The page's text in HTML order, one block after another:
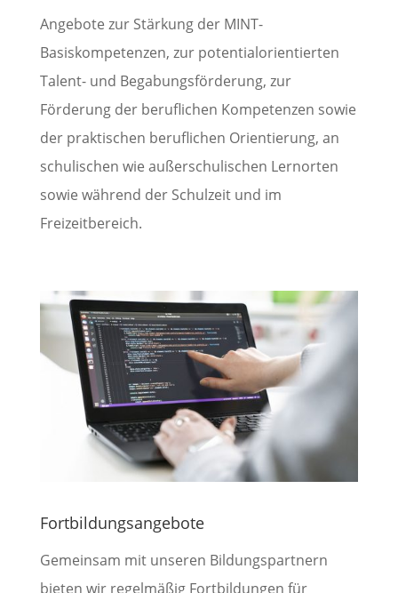
Angebote zur Stärkung der MINT-
Basiskompetenzen, zur potentialorientierten
Talent- und Begabungsförderung, zur
Förderung der beruflichen Kompetenzen sowie
der praktischen beruflichen Orientierung, an
schulischen wie außerschulischen Lernorten
sowie während der Schulzeit und im
Freizeitbereich.
Fortbildungsangebote
Gemeinsam mit unseren Bildungspartnern
bieten wir regelmäßig Fortbildungen für